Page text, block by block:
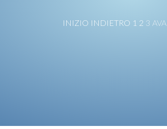
INIZIO INDIETRO 1 2 3